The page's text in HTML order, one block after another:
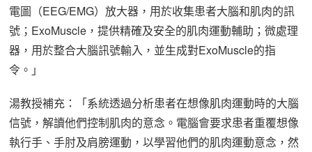
電圖（EEG/EMG）放大器，用於收集患者大腦和肌肉的訊
號；ExoMuscle，提供精確及安全的肌肉運動輔助；微處理
器，用於整合大腦訊號輸入，並生成對ExoMuscle的指
令。」
湯教授補充：「系統透過分析患者在想像肌肉運動時的大腦
信號，解讀他們控制肌肉的意念。電腦會要求患者重覆想像
執行手、手肘及肩膀運動，以學習他們的肌肉運動意念，然